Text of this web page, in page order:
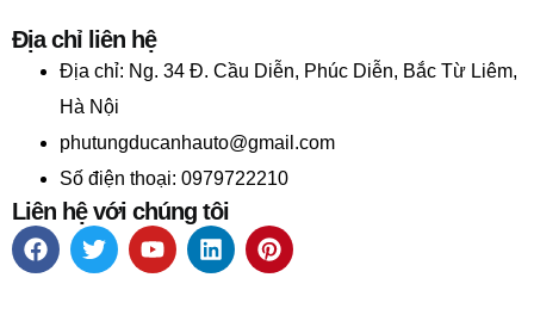
Địa chỉ liên hệ
Địa chỉ: Ng. 34 Đ. Cầu Diễn, Phúc Diễn, Bắc Từ Liêm,
Hà Nội
phutungducanhauto@gmail.com
Số điện thoại: 0979722210
Liên hệ với chúng tôi